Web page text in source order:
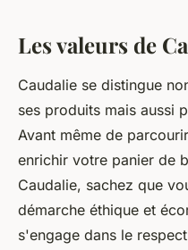
Les valeurs de
Caudalie se distingue
ses produits mais aussi
Avant même de
enrichir votre panier de
Caudalie, sachez que
démarche éthique et
s'engage dans le